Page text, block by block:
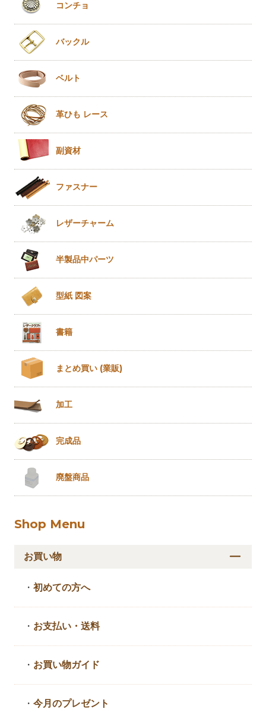
コンチョ
バックル
ベルト
革ひも レース
副資材
ファスナー
レザーチャーム
半製品中パーツ
型紙 図案
書籍
まとめ買い (業販)
加工
完成品
廃盤商品
Shop Menu
お買い物
・初めての方へ
・ お支払い・送料
・ お買い物ガイド
・今月のプレゼント